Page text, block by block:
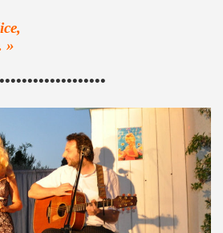
»
(Paris) + l'album "TEATRO
Paris pour l enregistrement de
pour l enregistrement de deux
le 11 decembre 2021 a l
le 5 decembre 2021, au